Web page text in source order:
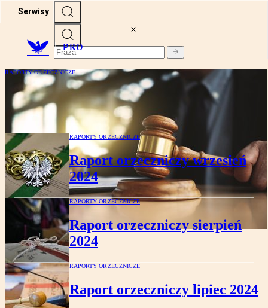
Serwisy
PRO
RAPORTY ORZECZNICZE
Raport orzeczniczy październik 2024
RAPORTY ORZECZNICZE
Raport orzeczniczy wrzesień
2024
RAPORTY ORZECZNICZE
Raport orzeczniczy sierpień
2024
RAPORTY ORZECZNICZE
Raport orzeczniczy lipiec 2024